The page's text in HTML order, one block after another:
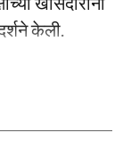
केली.